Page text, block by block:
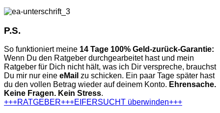
P.S.
So funktioniert meine 14 Tage 100% Geld-zurück-Garantie:
Wenn Du den Ratgeber durchgearbeitet hast und mein
Ratgeber für Dich nicht hält, was ich Dir verspreche, brauchst
Du mir nur eine eMail zu schicken. Ein paar Tage später hast
du den vollen Betrag wieder auf deinem Konto. Ehrensache.
Keine Fragen. Kein Stress.
+++RATGEBER+++EIFERSUCHT überwinden+++